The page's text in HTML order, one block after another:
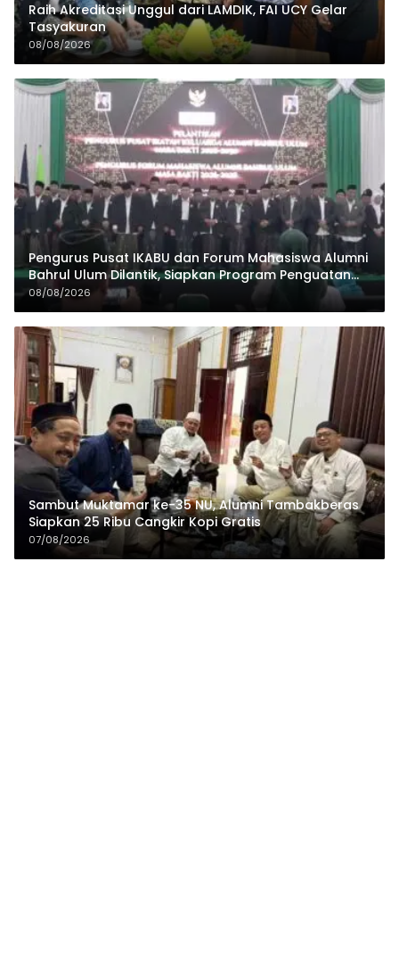
Raih Akreditasi Unggul dari LAMDIK, FAI UCY Gelar
Tasyakuran
08/08/2026
Pengurus Pusat IKABU dan Forum Mahasiswa Alumni
Bahrul Ulum Dilantik, Siapkan Program Penguatan
Organisasi dan Ekonomi
08/08/2026
Sambut Muktamar ke-35 NU, Alumni Tambakberas
Siapkan 25 Ribu Cangkir Kopi Gratis
07/08/2026